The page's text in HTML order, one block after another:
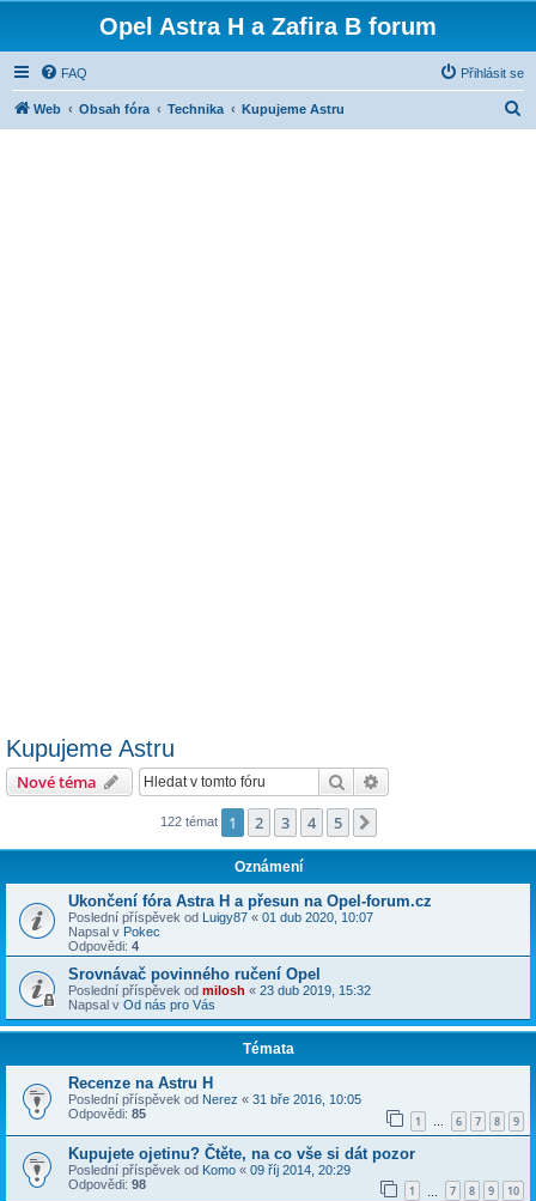
Opel Astra H a Zafira B forum
FAQ Přihlásit se
Web Obsah fóra Technika Kupujeme Astru
Kupujeme Astru
Nové téma Hledat
122 témat 1 2 3 4 5
Oznámení
Ukončení fóra Astra H a přesun na Opel-forum.cz
Poslední příspěvek od Luigy87 « 01 dub 2020, 10:07
Napsal v Pokec
Odpovědi: 4
Srovnávač povinného ručení Opel
Poslední příspěvek od milosh « 23 dub 2019, 15:32
Napsal v Od nás pro Vás
Témata
Recenze na Astru H
Poslední příspěvek od Nerez « 31 bře 2016, 10:05
Odpovědi: 85 1 … 6 7 8 9
Kupujete ojetinu? Čtěte, na co vše si dát pozor
Poslední příspěvek od Komo « 09 říj 2014, 20:29
Odpovědi: 98 1 7 8 9 10